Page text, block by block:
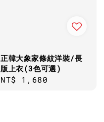
正韓大象家條紋洋裝/長
版上衣(3色可選)
Regular
NT$ 1,680